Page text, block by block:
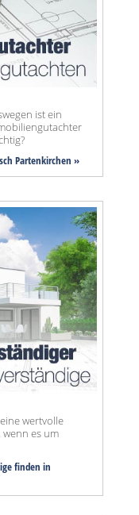
ist ein
Partenkirchen »
wertvolle
es um
finden in